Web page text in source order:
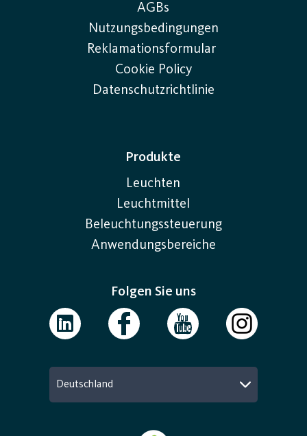
AGBs
Nutzungsbedingungen
Reklamationsformular
Cookie Policy
Datenschutzrichtlinie
Produkte
Leuchten
Leuchtmittel
Beleuchtungssteuerung
Anwendungsbereiche
Folgen Sie uns
Deutschland